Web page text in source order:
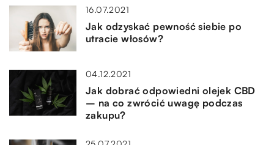
16.07.2021
Jak odzyskać pewność siebie po
utracie włosów?
04.12.2021
Jak dobrać odpowiedni olejek CBD
– na co zwrócić uwagę podczas
zakupu?